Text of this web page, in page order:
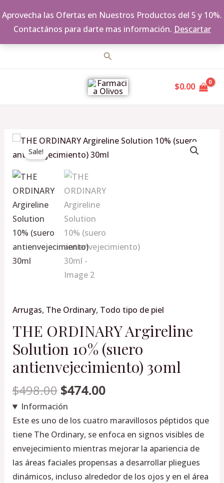
Aprovecha las Ofertas en Nuestros Productos del 5 y 10%.
Contactános para darte mas información. Descartar
Buscar
$0.00
Sale!
Arrugas, The Ordinary, Todo tipo de piel
THE ORDINARY Argireline
Solution 10% (suero
antienvejecimiento) 30ml
$498.00
Original
price
was:
$498.00.
$474.00
Current
price
Información
Este es uno de los cuatro maravillosos péptidos que
tiene The Ordinary, se enfoca en signos visibles de
envejecimiento mientras mejorar la apariencia de
las áreas faciales propensas a desarrollar pliegues
dinámicos, incluso alrededor de los ojos y en el área
THE
ORDINARY
Argireline
Solution
10%
(suero
antienvejecimiento)
30ml
cantidad